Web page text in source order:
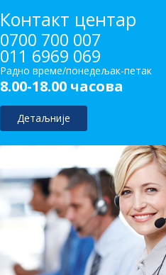
Контакт центар
0700 700 007
011 6969 069
Радно време/понедељак-петак
8.00-18.00 часова
Детаљније